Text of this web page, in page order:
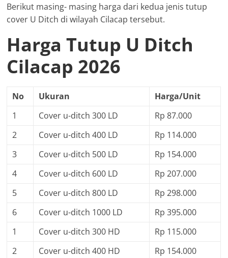
Berikut masing- masing harga dari kedua jenis tutup
cover U Ditch di wilayah Cilacap tersebut.
Harga Tutup U Ditch
Cilacap 2026
No Ukuran
Harga/Unit
1
Cover u-ditch 300 LD
Rp 87.000
2
Cover u-ditch 400 LD
Rp 114.000
3
Cover u-ditch 500 LD
Rp 154.000
4
Cover u-ditch 600 LD
Rp 207.000
5
Cover u-ditch 800 LD
Rp 298.000
6
Cover u-ditch 1000 LD
Rp 395.000
1
Cover u-ditch 300 HD
Rp 115.000
2
Cover u-ditch 400 HD Rp 154.000